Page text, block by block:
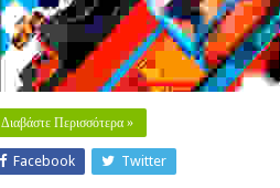
Διαβάστε Περισσότερα »
Facebook Twitter